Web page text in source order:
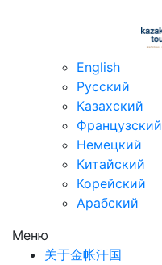
English
Русский
Казахский
Французский
Немецкий
Китайский
Корейский
Арабский
Меню
关于金帐汗国